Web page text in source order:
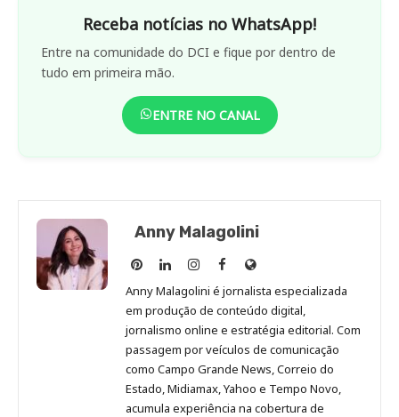
Receba notícias no WhatsApp!
Entre na comunidade do DCI e fique por dentro de
tudo em primeira mão.
ENTRE NO CANAL
Anny Malagolini
Anny
Malagolini
no
Pinterest
Anny
Malagolini
no
LinkedIn
Anny
Malagolini
no
Instagram
Anny
Malagolini
no
Facebook
Site
de
Anny
Malagolini
Anny Malagolini é jornalista especializada
em produção de conteúdo digital,
jornalismo online e estratégia editorial. Com
passagem por veículos de comunicação
como Campo Grande News, Correio do
Estado, Midiamax, Yahoo e Tempo Novo,
acumula experiência na cobertura de